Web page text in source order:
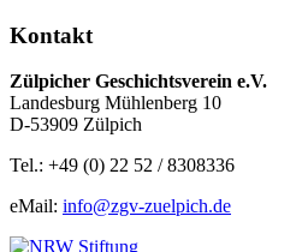
Kontakt
Zülpicher Geschichtsverein e.V.
Landesburg Mühlenberg 10
D-53909 Zülpich
Tel.: +49 (0) 22 52 / 8308336
eMail: info@zgv-zuelpich.de